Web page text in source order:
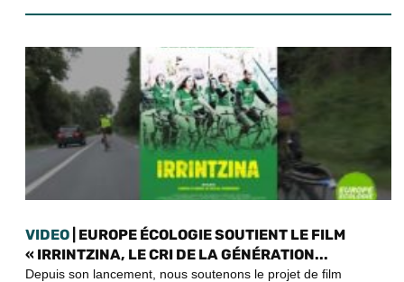
VIDEO | EUROPE ÉCOLOGIE SOUTIENT LE FILM
« IRRINTZINA, LE CRI DE LA GÉNÉRATION...
Depuis son lancement, nous soutenons le projet de film